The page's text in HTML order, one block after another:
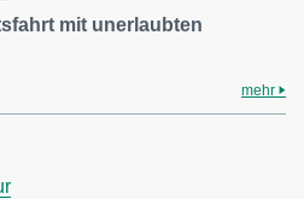
mit unerlaubten
mehr